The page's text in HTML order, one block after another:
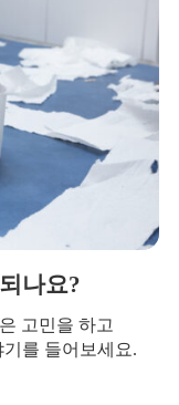
나요?
고민을 하고
를 들어보세요.